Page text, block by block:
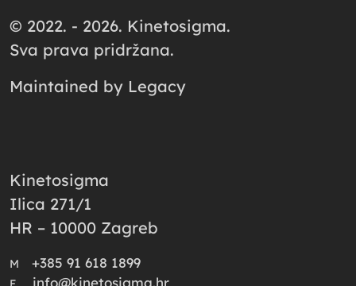
© 2022. - 2026. Kinetosigma.
Sva prava pridržana.
Maintained by Legacy
Kinetosigma
Ilica 271/1
HR – 10000 Zagreb
M +385 91 618 1899